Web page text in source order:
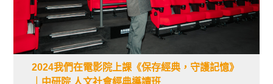
2024我們在電影院上課《保存經典，守護記憶》
｜中研院 人文社會經典導讀班